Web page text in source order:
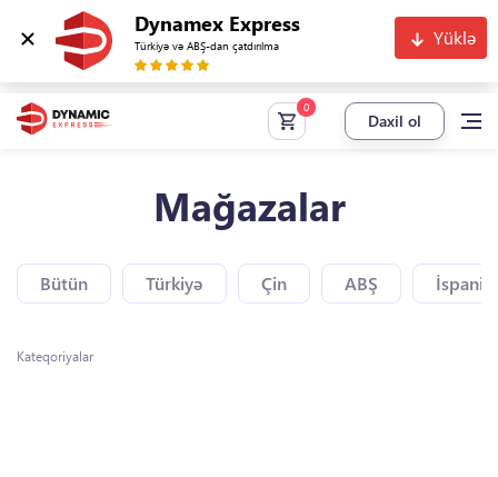
Dynamex Express
Türkiyə və ABŞ-dan çatdırılma Yüklə
Daxil ol
Mağazalar
Bütün Türkiyə Çin ABŞ
Kateqoriyalar